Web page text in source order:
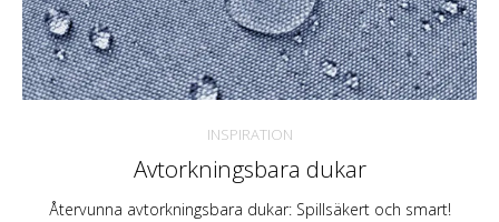
INSPIRATION
Avtorkningsbara dukar
Återvunna avtorkningsbara dukar: Spillsäkert och smart!